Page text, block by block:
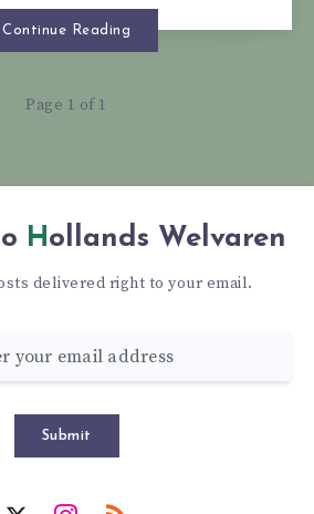
Continue Reading
Page 1 of 1
Hollands Welvaren
delivered right to your email.
Submit